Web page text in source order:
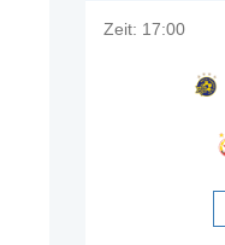
Zeit: 17:00